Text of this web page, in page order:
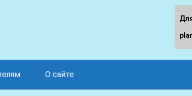
О сайте